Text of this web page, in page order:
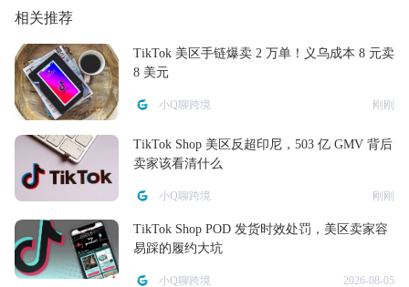
相关推荐
TikTok 美区手链爆卖 2 万单！义乌成本 8 元卖
8 美元
小Q聊跨境 刚刚
TikTok Shop 美区反超印尼，503 亿 GMV 背后
卖家该看清什么
小Q聊跨境 刚刚
TikTok Shop POD 发货时效处罚，美区卖家容
易踩的履约大坑
小Q聊跨境 2026-08-05